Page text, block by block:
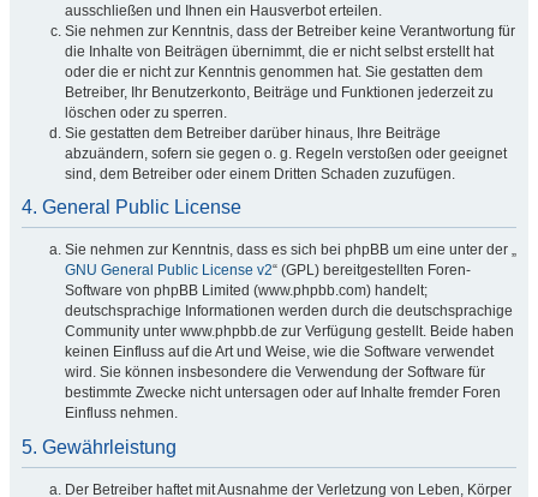
ausschließen und Ihnen ein Hausverbot erteilen.
Sie nehmen zur Kenntnis, dass der Betreiber keine Verantwortung für
die Inhalte von Beiträgen übernimmt, die er nicht selbst erstellt hat
oder die er nicht zur Kenntnis genommen hat. Sie gestatten dem
Betreiber, Ihr Benutzerkonto, Beiträge und Funktionen jederzeit zu
löschen oder zu sperren.
Sie gestatten dem Betreiber darüber hinaus, Ihre Beiträge
abzuändern, sofern sie gegen o. g. Regeln verstoßen oder geeignet
sind, dem Betreiber oder einem Dritten Schaden zuzufügen.
4. General Public License
Sie nehmen zur Kenntnis, dass es sich bei phpBB um eine unter der „
GNU General Public License v2“ (GPL) bereitgestellten Foren-
Software von phpBB Limited (www.phpbb.com) handelt;
deutschsprachige Informationen werden durch die deutschsprachige
Community unter www.phpbb.de zur Verfügung gestellt. Beide haben
keinen Einfluss auf die Art und Weise, wie die Software verwendet
wird. Sie können insbesondere die Verwendung der Software für
bestimmte Zwecke nicht untersagen oder auf Inhalte fremder Foren
Einfluss nehmen.
5. Gewährleistung
Der Betreiber haftet mit Ausnahme der Verletzung von Leben, Körper